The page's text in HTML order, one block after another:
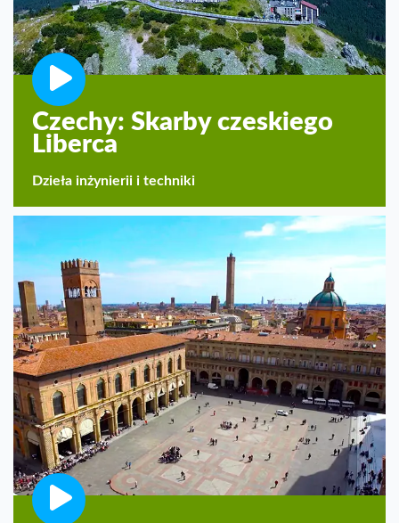
Czechy: Skarby czeskiego
Liberca
Dzieła inżynierii i techniki